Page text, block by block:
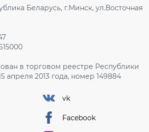
Беларусь, г.Минск, ул.Восточная
в торговом реестре Республики
апреля 2013 года, номер 149884
vk
Facebook